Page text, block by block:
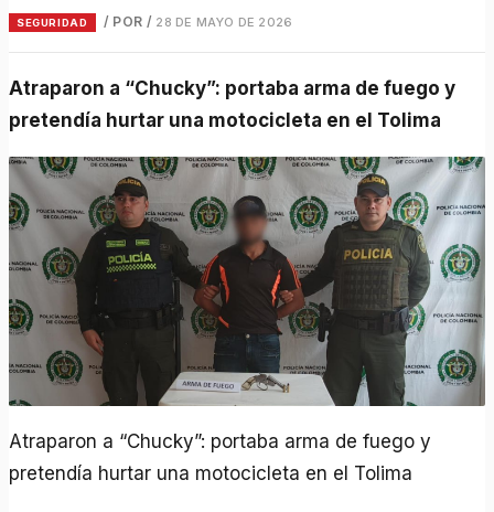
SEGURIDAD / POR / 28 DE MAYO DE 2026
Atraparon a “Chucky”: portaba arma de fuego y
pretendía hurtar una motocicleta en el Tolima
Atraparon a “Chucky”: portaba arma de fuego y
pretendía hurtar una motocicleta en el Tolima